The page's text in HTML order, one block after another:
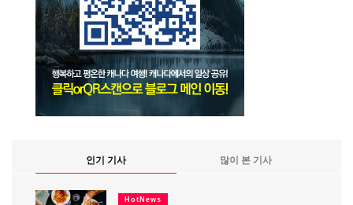
인기 기사 많이 본 기사
HotNews